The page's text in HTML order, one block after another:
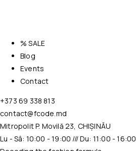
% SALE
Blog
Events
Contact
+373 69 338 813
contact@fcode.md
Mitropolit P. Movilă 23, CHIȘINĂU
Lu - Sâ: 10:00 - 19:00 /// Du: 11:00 - 16:00